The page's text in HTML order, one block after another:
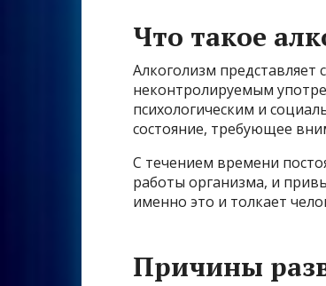
Что такое
Алкоголизм
неконтролируемым
психологическим и
состояние, требующее
С течением времени
работы организма, и
именно это и толкает
Причины